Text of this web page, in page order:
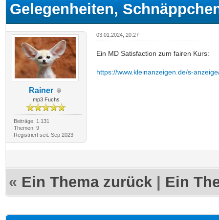
Gelegenheiten,
Rainer
mp3 Fuchs
Beiträge: 1.131
Themen: 9
Registriert seit: Sep 2023
03.01.2024, 20:27
Ein MD Satisfaction zum fairen Kurs:
https://www.kleinanzeigen.de/s-
« Ein Thema zurück Ein